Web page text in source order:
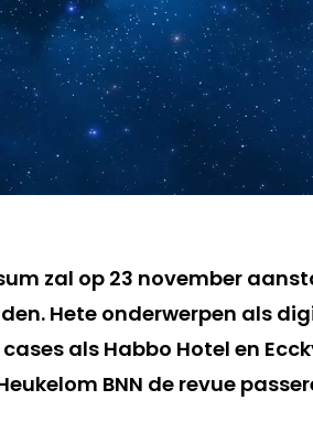
zal op 23 november
Hete onderwerpen als
als Habbo Hotel en
BNN de revue